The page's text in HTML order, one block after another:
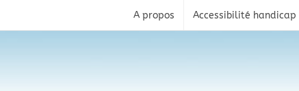
content
A propos Accessibilité handicap